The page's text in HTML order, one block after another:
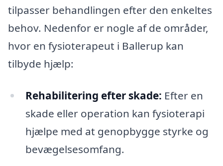
tilpasser behandlingen efter den enkeltes
behov. Nedenfor er nogle af de områder,
hvor en fysioterapeut i Ballerup kan
tilbyde hjælp:
Rehabilitering efter skade: Efter en
skade eller operation kan fysioterapi
hjælpe med at genopbygge styrke og
bevægelsesomfang.